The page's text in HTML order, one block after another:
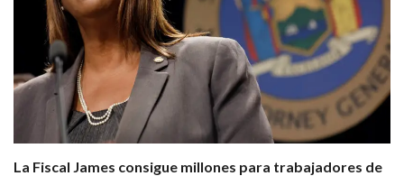
La Fiscal James consigue millones para trabajadores de